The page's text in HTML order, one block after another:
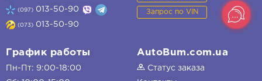
(097) 013-50-90
(073) 013-50-90
Запрос по VIN
График работы
Пн-Пт: 9:00-18:00
AutoBum.com.ua
Статус заказа